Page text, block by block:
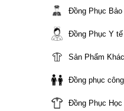
Đồng Phục Bảo
Đồng Phục Y tế
Sản Phẩm Khác
Đồng phục
Đồng Phục Học